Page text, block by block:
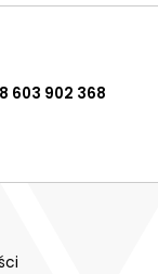
603 902 368